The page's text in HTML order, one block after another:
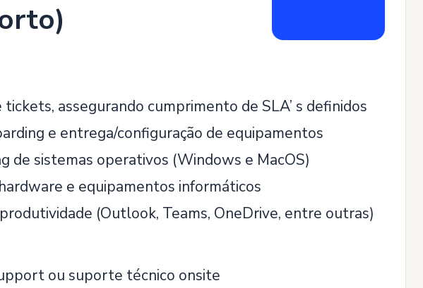
assegurando cumprimento de SLA’ s definidos
e entrega/configuração de equipamentos
de sistemas operativos (Windows e MacOS)
e equipamentos informáticos
(Outlook, Teams, OneDrive, entre outras)
ou suporte técnico onsite